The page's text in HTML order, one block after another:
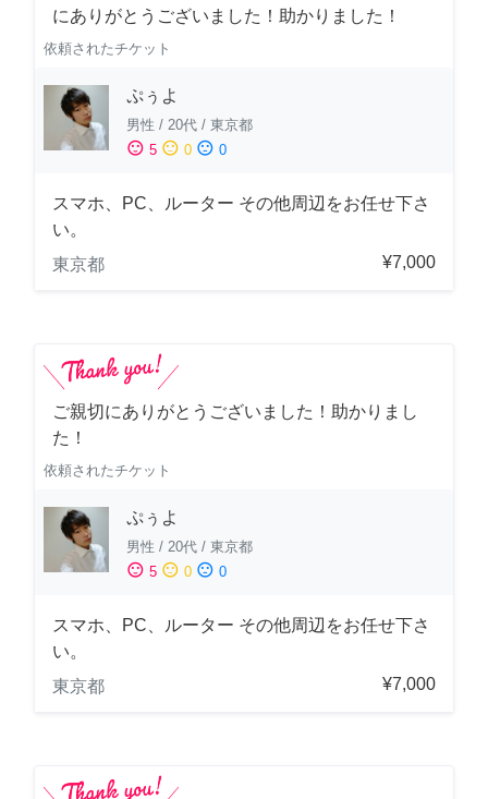
にありがとうございました！助かりました！
依頼されたチケット
ぷぅよ
男性 / 20代 / 東京都
sentiment_satisfied 5 sentiment_neutral 0 sentiment_dissatisfied 0
スマホ、PC、ルーター その他周辺をお任せ下さ
い。
東京都
¥7,000
ご親切にありがとうございました！助かりまし
た！
依頼されたチケット
ぷぅよ
男性 / 20代 / 東京都
sentiment_satisfied 5 sentiment_neutral 0 sentiment_dissatisfied 0
スマホ、PC、ルーター その他周辺をお任せ下さ
い。
東京都
¥7,000